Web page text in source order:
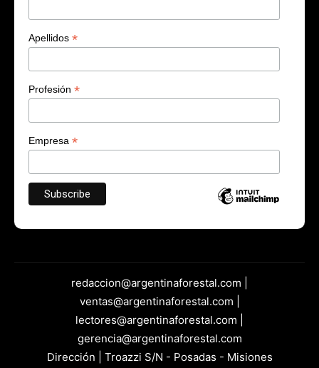
Apellidos *
Profesión *
Empresa *
redaccion@argentinaforestal.com |
ventas@argentinaforestal.com |
lectores@argentinaforestal.com |
gerencia@argentinaforestal.com
Dirección | Troazzi S/N - Posadas - Misiones